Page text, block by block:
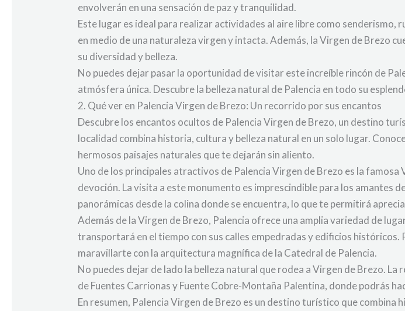
envolverán en una sensación de paz y tranquilidad.
Este lugar es ideal para realizar actividades al aire libre como
en medio de una naturaleza virgen y intacta. Además, la Virgen de Brezo
su diversidad y belleza.
No puedes dejar pasar la oportunidad de visitar este increíble rincón de
atmósfera única. Descubre la belleza natural de Palencia en todo su
2. Qué ver en Palencia Virgen de Brezo: Un recorrido por sus encantos
Descubre los encantos ocultos de Palencia Virgen de Brezo, un destino
localidad combina historia, cultura y belleza natural en un solo lugar.
hermosos paisajes naturales que te dejarán sin aliento.
Uno de los principales atractivos de Palencia Virgen de Brezo es la
devoción. La visita a este monumento es imprescindible para los amantes
panorámicas desde la colina donde se encuentra, lo que te permitirá
Además de la Virgen de Brezo, Palencia ofrece una amplia variedad de
transportará en el tiempo con sus calles empedradas y edificios
maravillarte con la arquitectura magnífica de la Catedral de Palencia.
No puedes dejar de lado la belleza natural que rodea a Virgen de Brezo.
de Fuentes Carrionas y Fuente Cobre-Montaña Palentina, donde podrás
En resumen, Palencia Virgen de Brezo es un destino turístico que